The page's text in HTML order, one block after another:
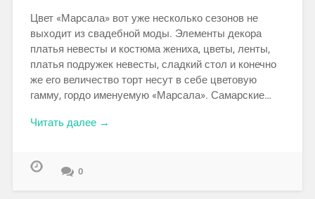
Цвет «Марсала» вот уже несколько сезонов не
выходит из свадебной моды. Элементы декора
платья невесты и костюма жениха, цветы, ленты,
платья подружек невесты, сладкий стол и конечно
же его величество торт несут в себе цветовую
гамму, гордо именуемую «Марсала». Самарские…
Читать далее →
0